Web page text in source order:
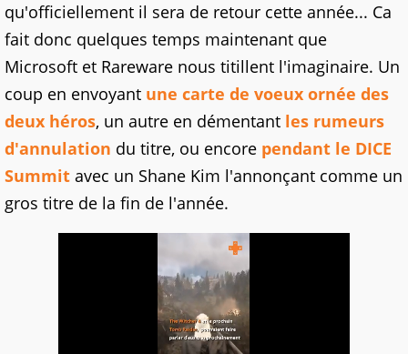
qu'officiellement il sera de retour cette année... Ca
fait donc quelques temps maintenant que
Microsoft et Rareware nous titillent l'imaginaire. Un
coup en envoyant une carte de voeux ornée des
deux héros, un autre en démentant les rumeurs
d'annulation du titre, ou encore pendant le DICE
Summit avec un Shane Kim l'annonçant comme un
gros titre de la fin de l'année.